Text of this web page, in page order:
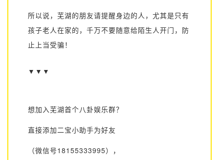
所以说，芜湖的朋友请提醒身边的人，尤其是只有
孩子老人在家的，千万不要随意给陌生人开门，防
止上当受骗！
▼▼▼
想加入芜湖首个八卦娱乐群？
直接添加二宝小助手为好友
（微信号18155333995），